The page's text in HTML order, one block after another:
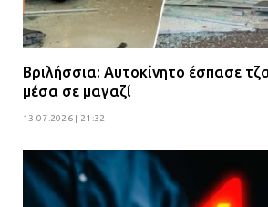
Βριλήσσια: Αυτοκίνητο έσπασε
μέσα σε μαγαζί
13.07.2026 | 21:32